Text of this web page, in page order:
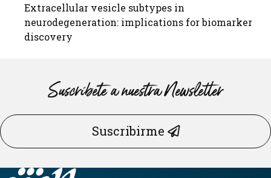
Extracellular vesicle subtypes in
neurodegeneration: implications for biomarker
discovery
Suscríbete a nuestra Newsletter
Suscribirme